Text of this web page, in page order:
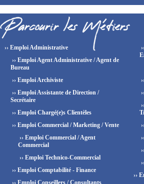
›› Emploi Administrative
›› Emploi Agent Administrative / Agent de
Bureau
›› Emploi Archiviste
›› Emploi Assistante de Direction /
Secrétaire
›› Emploi Chargé(e)s Clientèles
›› Emploi Commercial / Marketing / Vente
›› Emploi Commercial / Agent
Commercial
›› Emploi Technico-Commercial
›› Emploi Comptabilité - Finance
›› Emploi Conseillers / Consultants
››